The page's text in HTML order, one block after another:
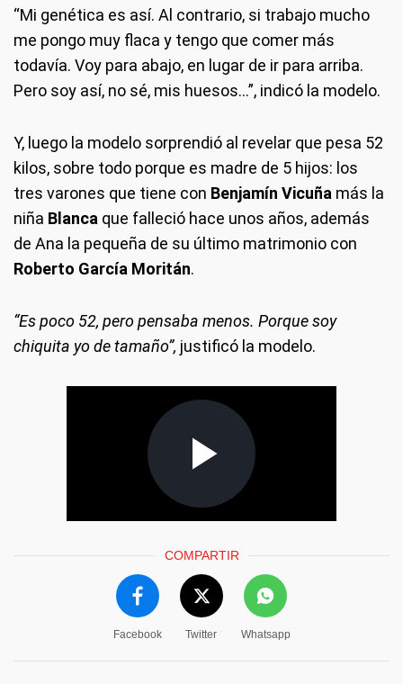
“Mi genética es así. Al contrario, si trabajo mucho
me pongo muy flaca y tengo que comer más
todavía. Voy para abajo, en lugar de ir para arriba.
Pero soy así, no sé, mis huesos…”, indicó la modelo.
Y, luego la modelo sorprendió al revelar que pesa 52
kilos, sobre todo porque es madre de 5 hijos: los
tres varones que tiene con Benjamín Vicuña más la
niña Blanca que falleció hace unos años, además
de Ana la pequeña de su último matrimonio con
Roberto García Moritán.
“Es poco 52, pero pensaba menos. Porque soy
chiquita yo de tamaño”, justificó la modelo.
COMPARTIR
Facebook Twitter Whatsapp